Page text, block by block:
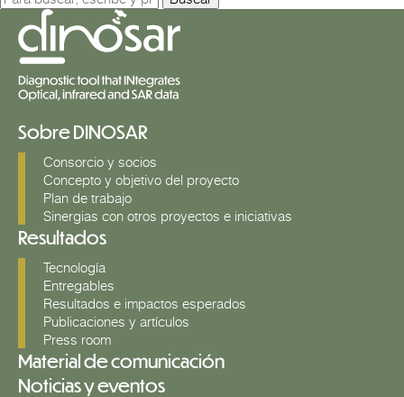
Sobre DINOSAR
Consorcio y socios
Concepto y objetivo del proyecto
Plan de trabajo
Sinergias con otros proyectos e iniciativas
Resultados
Tecnología
Entregables
Resultados e impactos esperados
Publicaciones y artículos
Press room
Material de comunicación
Noticias y eventos